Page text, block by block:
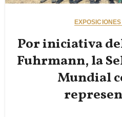
Por iniciativa
Fuhrmann, la
Mundial